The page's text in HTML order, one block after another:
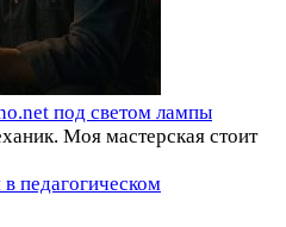
под светом лампы
Моя мастерская стоит
педагогическом